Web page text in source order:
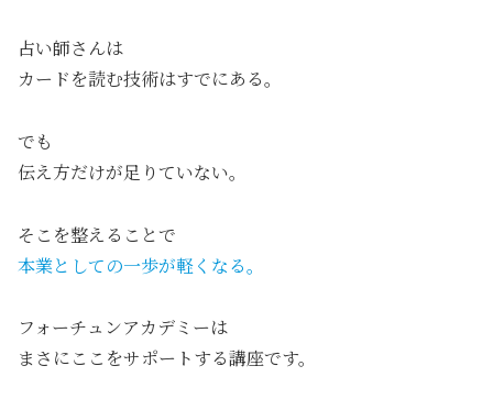
占い師さんは
カードを読む技術はすでにある。
でも
伝え方だけが足りていない。
そこを整えることで
本業としての一歩が軽くなる。
フォーチュンアカデミーは
まさにここをサポートする講座です。